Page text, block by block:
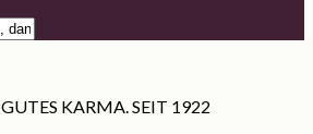
KARMA. SEIT 1922